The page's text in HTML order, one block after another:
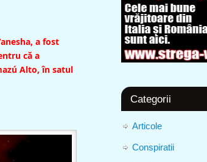
a fost
că a
Alto, în satul
Categorii
Articole
Conspiratii